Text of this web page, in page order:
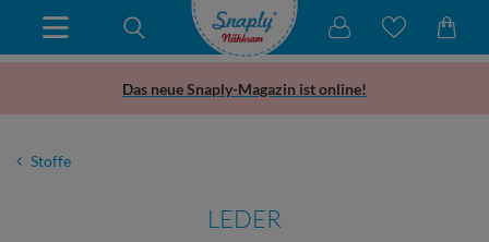
Das neue Snaply-Magazin ist online!
Stoffe
LEDER